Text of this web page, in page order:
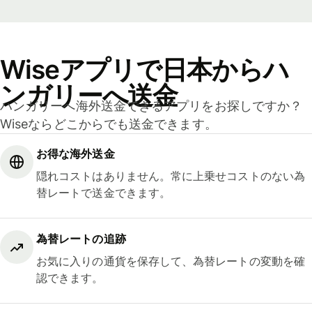
Wiseアプリで日本からハ
ンガリーへ送金
ハンガリーへ海外送金できるアプリをお探しですか？
Wiseならどこからでも送金できます。
お得な海外送金
隠れコストはありません。常に上乗せコストのない為
替レートで送金できます。
為替レートの追跡
お気に入りの通貨を保存して、為替レートの変動を確
認できます。